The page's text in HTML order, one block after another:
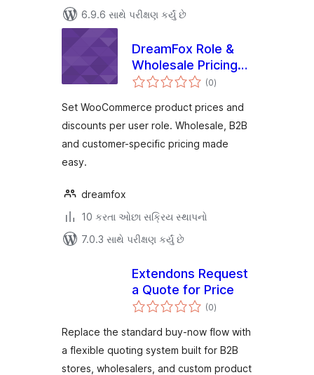
6.9.6 સાથે પરીક્ષણ કર્યું છે
DreamFox Role &
Wholesale Pricing
for WooCommerce
(0કુલ
રેટિંગ્સ
)
Set WooCommerce product prices and
discounts per user role. Wholesale, B2B
and customer-specific pricing made
easy.
dreamfox
10 કરતા ઓછા સક્રિય સ્થાપનો
7.0.3 સાથે પરીક્ષણ કર્યું છે
Extendons Request
a Quote for Price
(0કુલ
રેટિંગ્સ
)
Replace the standard buy-now flow with
a flexible quoting system built for B2B
stores, wholesalers, and custom product